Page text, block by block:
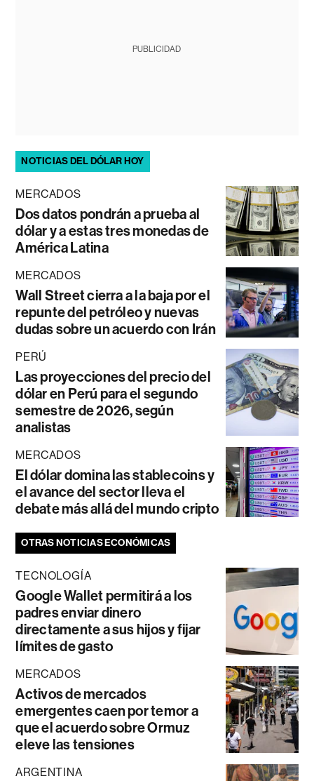
PUBLICIDAD
NOTICIAS DEL DÓLAR HOY
MERCADOS
Dos datos pondrán a prueba al
dólar y a estas tres monedas de
América Latina
MERCADOS
Wall Street cierra a la baja por el
repunte del petróleo y nuevas
dudas sobre un acuerdo con Irán
PERÚ
Las proyecciones del precio del
dólar en Perú para el segundo
semestre de 2026, según
analistas
MERCADOS
El dólar domina las stablecoins y
el avance del sector lleva el
debate más allá del mundo cripto
OTRAS NOTICIAS ECONÓMICAS
TECNOLOGÍA
Google Wallet permitirá a los
padres enviar dinero
directamente a sus hijos y fijar
límites de gasto
MERCADOS
Activos de mercados
emergentes caen por temor a
que el acuerdo sobre Ormuz
eleve las tensiones
ARGENTINA